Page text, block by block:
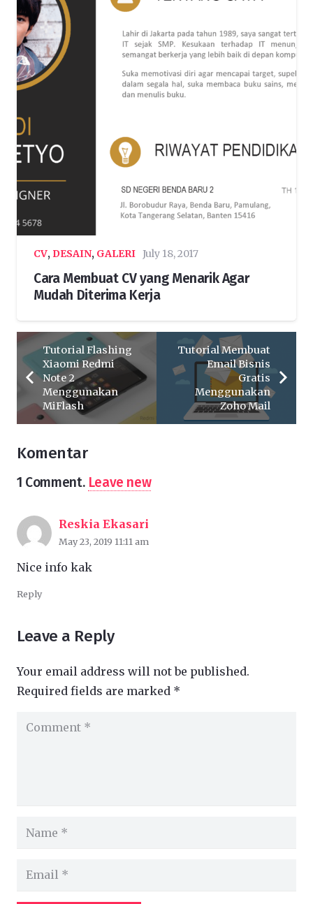
CV, DESAIN, GALERI July 18, 2017
Cara Membuat CV yang Menarik Agar
Mudah Diterima Kerja
Tutorial Flashing
Xiaomi Redmi
Note 2
Menggunakan
MiFlash
Tutorial Membuat
Email Bisnis
Gratis
Menggunakan
Zoho Mail
Komentar
1 Comment. Leave new
Reskia Ekasari
May 23, 2019 11:11 am
Nice info kak
Reply
Leave a Reply
Your email address will not be published.
Required fields are marked *